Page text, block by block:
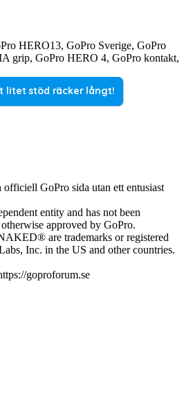
HERO13, GoPro Sverige, GoPro
grip, GoPro HERO 4, GoPro kontakt,
litet stöd räcker långt!
officiell GoPro sida utan ett entusiast
entity and has not been
approved by GoPro.
are trademarks or registered
Inc. in the US and other countries.
goproforum.se